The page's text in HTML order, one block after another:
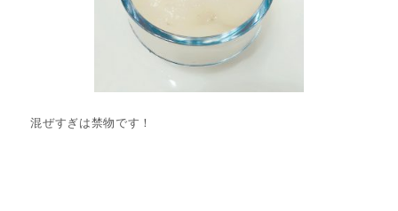
混ぜすぎは禁物です！